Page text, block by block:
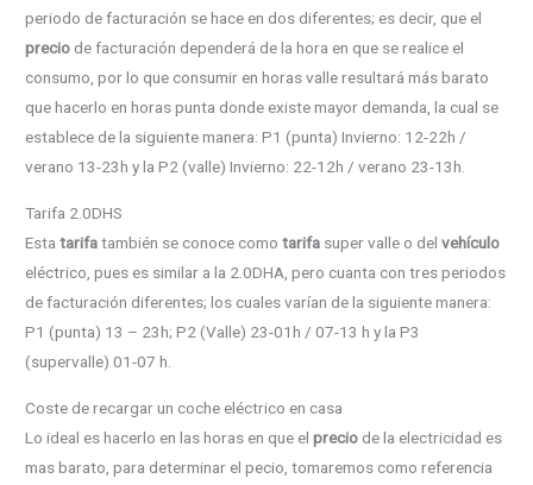
periodo de facturación se hace en dos diferentes; es decir, que el
precio de facturación dependerá de la hora en que se realice el
consumo, por lo que consumir en horas valle resultará más barato
que hacerlo en horas punta donde existe mayor demanda, la cual se
establece de la siguiente manera: P1 (punta) Invierno: 12-22h /
verano 13-23h y la P2 (valle) Invierno: 22-12h / verano 23-13h.
Tarifa 2.0DHS
Estatarifatambién se conoce comotarifa super valle o delvehículo
eléctrico, pues es similar a la 2.0DHA, pero cuanta con tres periodos
de facturación diferentes; los cuales varían de la siguiente manera:
P1 (punta) 13 – 23h; P2 (Valle) 23-01h / 07-13 h y la P3
(supervalle) 01-07 h.
Coste de recargar un coche eléctrico en casa
Lo ideal es hacerlo en las horas en que elprecio de la electricidad es
mas barato, para determinar el pecio, tomaremos como referencia